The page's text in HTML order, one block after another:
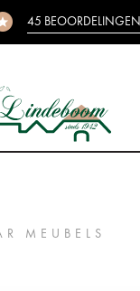
45 BEOORDELINGEN
MEUBELS